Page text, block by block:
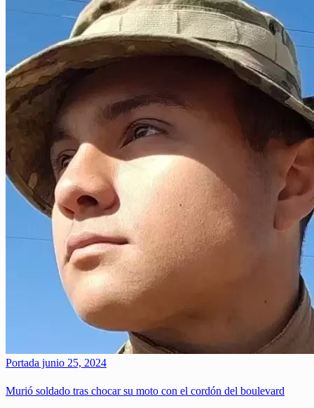
Portada junio 25, 2024
Murió soldado tras chocar su moto con el cordón del boulevard